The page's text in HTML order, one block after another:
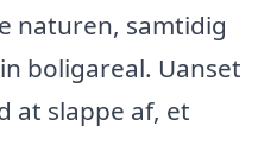
naturen, samtidig
boligareal. Uanset
at slappe af, et